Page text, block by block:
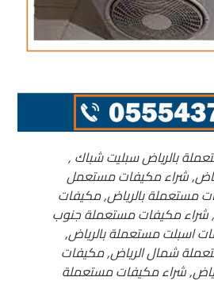
بالریاض سبلیت شباك ,
شراء مكيفات مستعمل
مستعملة بالرياض, مكيفات
شراء مكيفات مستعملة جنوب
اسبلت مستعملة بالرياض,
شمال الرياض, مكيفات
شراء مكيفات مستعملة